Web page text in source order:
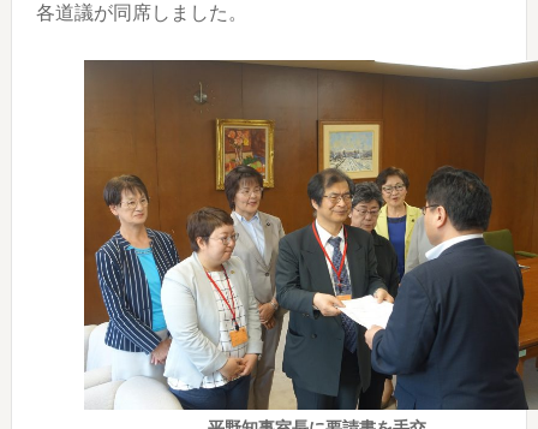
各道議が同席しました。